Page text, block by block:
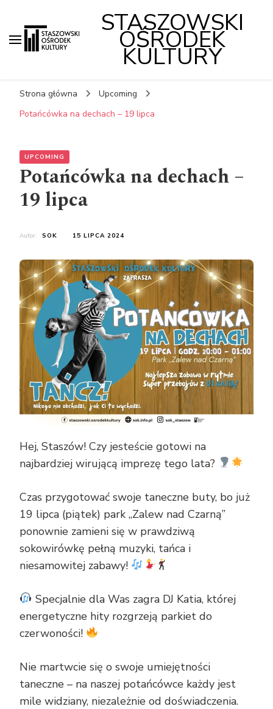
STASZOWSKI
OŚRODEK
KULTURY
Strona główna
Upcoming
Potańcówka na dechach – 19 lipca
UPCOMING
Potańcówka na dechach –
19 lipca
Autor: SOK 15 LIPCA 2024
Hej, Staszów! Czy jesteście gotowi na
najbardziej wirującą imprezę tego lata?
Czas przygotować swoje taneczne buty, bo już
19 lipca (piątek) park „Zalew nad Czarną”
ponownie zamieni się w prawdziwą
sokowirówkę pełną muzyki, tańca i
niesamowitej zabawy!
Specjalnie dla Was zagra DJ Katia, której
energetyczne hity rozgrzeją parkiet do
czerwoności!
Nie martwcie się o swoje umiejętności
taneczne – na naszej potańcówce każdy jest
mile widziany, niezależnie od doświadczenia.